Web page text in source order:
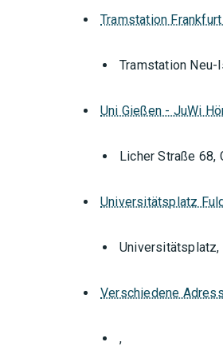
Orte
Tramstation
Tramstation Neu-
Uni Gießen - JuWi
Licher Straße 68,
Universitätsplatz
Universitätsplatz,
Verschiedene
,